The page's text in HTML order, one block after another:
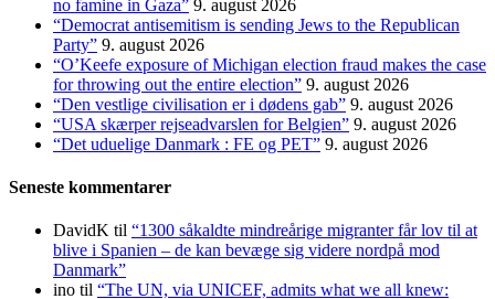
no famine in Gaza” 9. august 2026
“Democrat antisemitism is sending Jews to the Republican
Party” 9. august 2026
“O’Keefe exposure of Michigan election fraud makes the case
for throwing out the entire election” 9. august 2026
“Den vestlige civilisation er i dødens gab” 9. august 2026
“USA skærper rejseadvarslen for Belgien” 9. august 2026
“Det uduelige Danmark : FE og PET” 9. august 2026
Seneste kommentarer
DavidK til “1300 såkaldte mindreårige migranter får lov til at
blive i Spanien – de kan bevæge sig videre nordpå mod
Danmark”
ino til “The UN, via UNICEF, admits what we all knew: